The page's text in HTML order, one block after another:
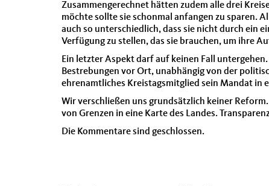
Zusammengerechnet hätten zudem alle drei
möchte sollte sie schonmal anfangen zu sparen.
auch so unterschiedlich, dass sie nicht durch ein
Verfügung zu stellen, das sie brauchen, um ihre
Ein letzter Aspekt darf auf keinen Fall
Bestrebungen vor Ort, unabhängig von der
ehrenamtliches Kreistagsmitglied sein Mandat in
Wir verschließen uns grundsätzlich keiner
von Grenzen in eine Karte des Landes.
Die Kommentare sind geschlossen.